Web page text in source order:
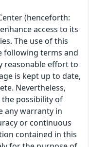
(henceforth:
access to its
The use of this
following terms and
reasonable effort to
is kept up to date,
Nevertheless,
the possibility of
any warranty in
or continuous
contained in this